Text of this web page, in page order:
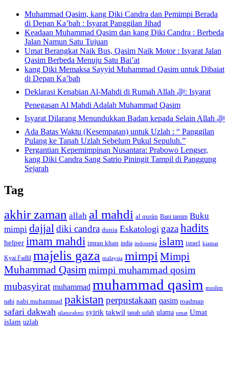
Muhammad Qasim, kang Diki Candra dan Pemimpi Berada
di Depan Ka’bah : Isyarat Panggilan Jihad
Keadaan Muhammad Qasim dan kang Diki Candra : Berbeda
Jalan Namun Satu Tujuan
Umat Berangkat Naik Bus, Qasim Naik Motor : Isyarat Jalan
Qasim Berbeda Menuju Satu Bai’at
kang Diki Memaksa Sayyid Muhammad Qasim untuk Dibaiat
di Depan Ka’bah
Deklarasi Kenabian Al-Mahdi di Rumah Allah ﷻ: Isyarat
Penegasan Al Mahdi Adalah Muhammad Qasim
Isyarat Dilarang Menundukkan Badan kepada Selain Allah ﷻ
Ada Batas Waktu (Kesempatan) untuk Uzlah : “ Panggilan
Pulang ke Tanah Uzlah Sebelum Pukul Sepuluh.”
Pergantian Kepemimpinan Nusantara: Prabowo Lengser,
kang Diki Candra Sang Satrio Piningit Tampil di Panggung
Sejarah
Tag
akhir zaman allah al mahdi al qurán Bani tamim Buku
mimpi dajjal diki candra dunia Eskatologi gazahadits
helper imam mahdi imran khan india indonesia islam israel kiamat
Kyai Fadlil majelis gaza malaysia mimpi Mimpi
Muhammad Qasim mimpi muhammad qosim
mubasyirat muhammad muhammad qasim muslim
nabi nabi muhammad pakistan perpustakaan qasim roadmap
safari dakwah silaturahmi syirik takwil tanah uzlah ulama umat Umat
islam uzlah